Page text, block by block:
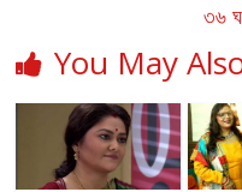
৩৬
You May